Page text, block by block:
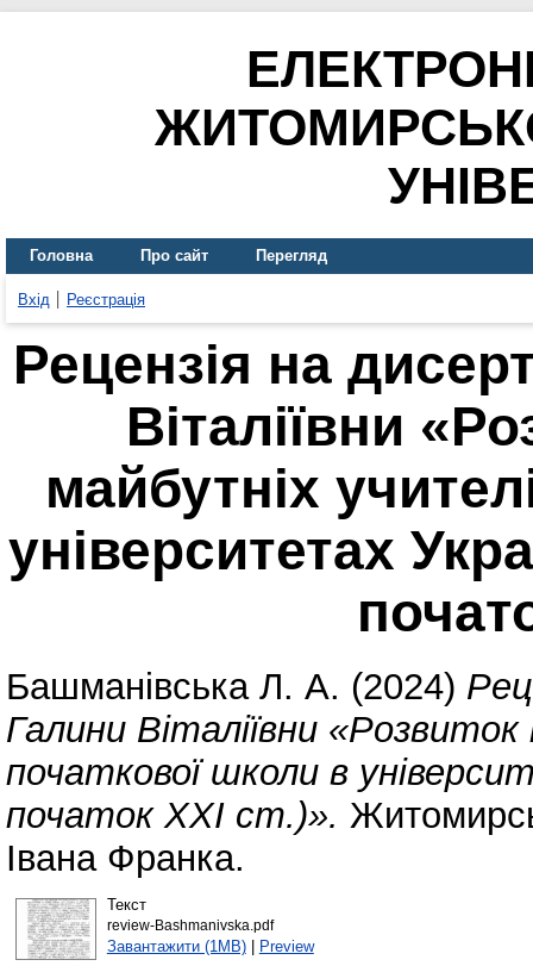
Головна Про сайт Перегляд
Вхід Реєстрація
Рецензія на
Віталіївни
майбутніх
університетах
Башманівська Л. А. (2024)
Галини Віталіївни
початкової школи в
початок ХХІ ст.)».
Івана Франка.
Текст
review-Bashmanivska.pdf
Завантажити (1MB)| Preview